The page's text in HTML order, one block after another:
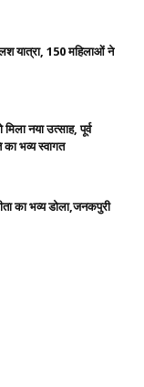
यात्रा, 150 महिलाओं ने
नया उत्साह, पूर्व
भव्य स्वागत
का भव्य डोला,जनकपुरी